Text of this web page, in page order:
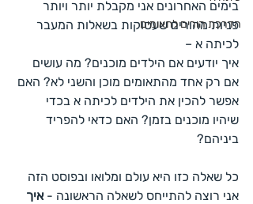
הדרכת הורים לתאומים
בימים האחרונים אני מקבלת יותר ויותר
פניות מהורים שעסוקות בשאלות המעבר
לכיתה א –
איך יודעים אם הילדים מוכנים? מה עושים
אם רק אחד מהתאומים מוכן והשני לא? האם
אפשר להכין את הילדים לכיתה א בכדי
שיהיו מוכנים בזמן? האם כדאי להפריד
ביניהם?
כל שאלה כזו היא עולם ומלואו ובפוסט הזה
אני רוצה להתייחס לשאלה הראשונה - איך